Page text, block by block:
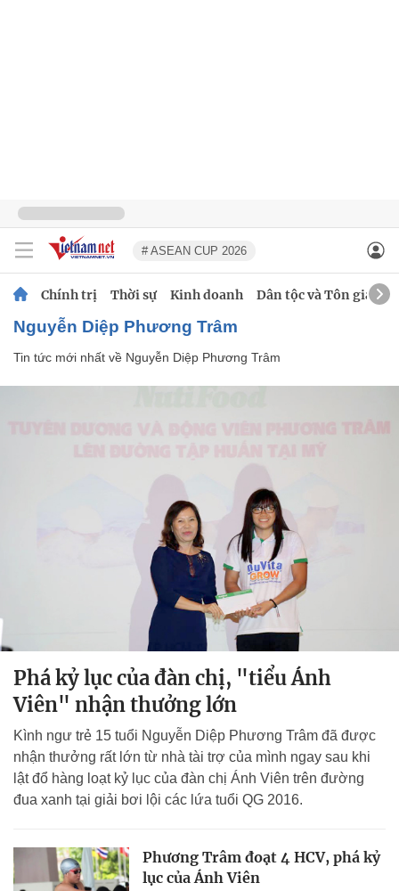
# ASEAN CUP 2026
Chính trị Thời sự Kinh doanh Dân tộc và Tôn giáo
Nguyễn Diệp Phương Trâm
Tin tức mới nhất về Nguyễn Diệp Phương Trâm
Phá kỷ lục của đàn chị, "tiểu Ánh
Viên" nhận thưởng lớn
Kình ngư trẻ 15 tuổi Nguyễn Diệp Phương Trâm đã được
nhận thưởng rất lớn từ nhà tài trợ của mình ngay sau khi
lật đổ hàng loạt kỷ lục của đàn chị Ánh Viên trên đường
đua xanh tại giải bơi lội các lứa tuổi QG 2016.
Phương Trâm đoạt 4 HCV, phá kỷ
lục của Ánh Viên